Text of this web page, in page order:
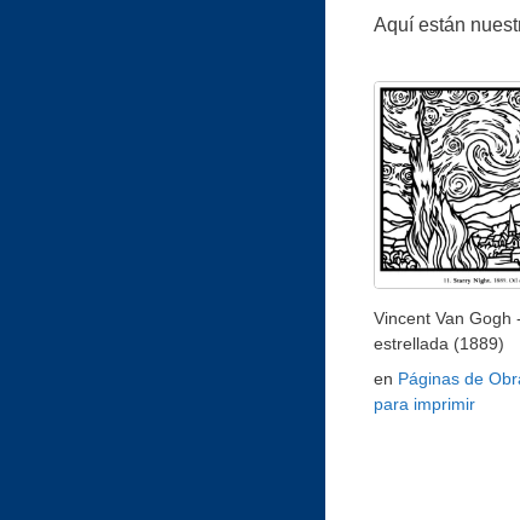
Aquí están
Vincent Van Gogh
estrellada (1889)
en Páginas de
para imprimir